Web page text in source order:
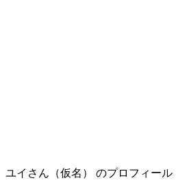
ユイさん（仮名） のプロフィール